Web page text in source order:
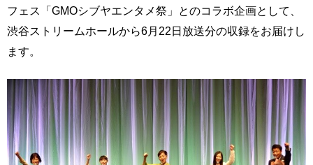
フェス「GMOシブヤエンタメ祭」とのコラボ企画として、
渋谷ストリームホールから6月22日放送分の収録をお届けし
ます。